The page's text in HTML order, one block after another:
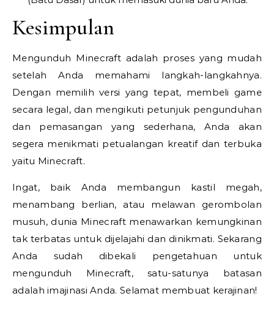
Kesimpulan
Mengunduh Minecraft adalah proses yang mudah
setelah Anda memahami langkah-langkahnya.
Dengan memilih versi yang tepat, membeli game
secara legal, dan mengikuti petunjuk pengunduhan
dan pemasangan yang sederhana, Anda akan
segera menikmati petualangan kreatif dan terbuka
yaitu Minecraft.
Ingat, baik Anda membangun kastil megah,
menambang berlian, atau melawan gerombolan
musuh, dunia Minecraft menawarkan kemungkinan
tak terbatas untuk dijelajahi dan dinikmati. Sekarang
Anda sudah dibekali pengetahuan untuk
mengunduh Minecraft, satu-satunya batasan
adalah imajinasi Anda. Selamat membuat kerajinan!